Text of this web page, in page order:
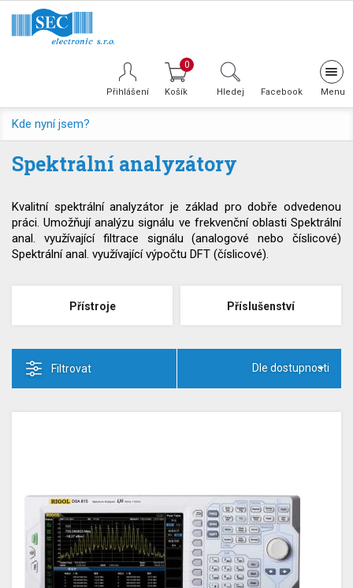
Přihlášení
0
Hledej Facebook
Kde nyní jsem?
Spektrální analyzátory
Kvalitní spektrální analyzátor je základ pro dobře odvedenou
práci. Umožňují analýzu signálu ve frekvenční oblasti Spektrální
anal. využívající filtrace signálu (analogové nebo číslicové)
Spektrální anal. využívající výpočtu DFT (číslicové).
Přístroje Příslušenství
Filtrovat Dle dostupnosti